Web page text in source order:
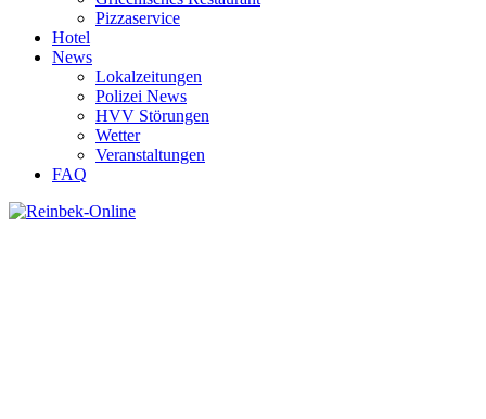
Pizzaservice
Hotel
News
Lokalzeitungen
Polizei News
HVV Störungen
Wetter
Veranstaltungen
FAQ